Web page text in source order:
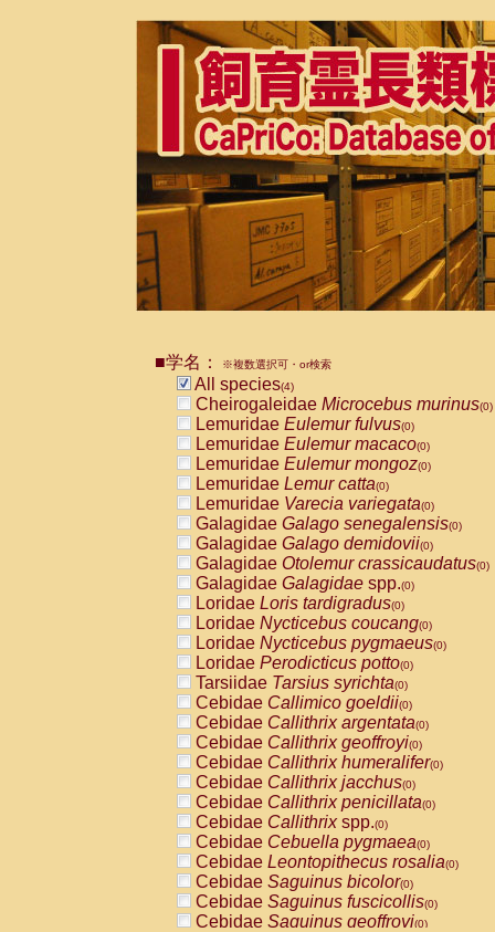
■学名： ※複数選択可・or検索
All species(4)
Cheirogaleidae Microcebus murinus(0)
Lemuridae Eulemur fulvus(0)
Lemuridae Eulemur macaco(0)
Lemuridae Eulemur mongoz(0)
Lemuridae Lemur catta(0)
Lemuridae Varecia variegata(0)
Galagidae Galago senegalensis(0)
Galagidae Galago demidovii(0)
Galagidae Otolemur crassicaudatus(0)
Galagidae Galagidae spp.(0)
Loridae Loris tardigradus(0)
Loridae Nycticebus coucang(0)
Loridae Nycticebus pygmaeus(0)
Loridae Perodicticus potto(0)
Tarsiidae Tarsius syrichta(0)
Cebidae Callimico goeldii(0)
Cebidae Callithrix argentata(0)
Cebidae Callithrix geoffroyi(0)
Cebidae Callithrix humeralifer(0)
Cebidae Callithrix jacchus(0)
Cebidae Callithrix penicillata(0)
Cebidae Callithrixspp.(0)
Cebidae Cebuella pygmaea(0)
Cebidae Leontopithecus rosalia(0)
Cebidae Saguinus bicolor(0)
Cebidae Saguinus fuscicollis(0)
Cebidae Saguinus geoffroyi(0)